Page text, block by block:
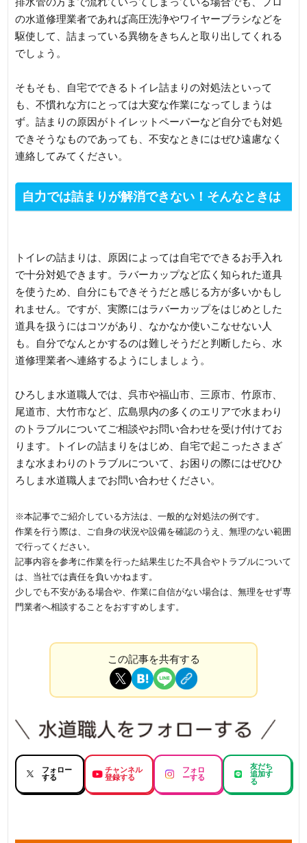
の水道修理業者であれば高圧洗浄やワイヤーブラシなどを
駆使して、詰まっている異物をきちんと取り出してくれる
でしょう。
そもそも、自宅でできるトイレ詰まりの対処法といって
も、不慣れな方にとっては大変な作業になってしまうは
ず。詰まりの原因がトイレットペーパーなど自分でも対処
できそうなものであっても、不安なときにはぜひ遠慮なく
連絡してみてください。
自力では詰まりが解消できない！そんなときは
トイレの詰まりは、原因によっては自宅でできるお手入れ
で十分対処できます。ラバーカップなど広く知られた道具
を使うため、自分にもできそうだと感じる方が多いかもし
れません。ですが、実際にはラバーカップをはじめとした
道具を扱うにはコツがあり、なかなか使いこなせない人
も。自分でなんとかするのは難しそうだと判断したら、水
道修理業者へ連絡するようにしましょう。
ひろしま水道職人では、呉市や福山市、三原市、竹原市、
尾道市、大竹市など、広島県内の多くのエリアで水まわり
のトラブルについてご相談やお問い合わせを受け付けてお
ります。トイレの詰まりをはじめ、自宅で起こったさまざ
まな水まわりのトラブルについて、お困りの際にはぜひひ
ろしま水道職人までお問い合わせください。
※本記事でご紹介している方法は、一般的な対処法の例です。
作業を行う際は、ご自身の状況や設備を確認のうえ、無理のない範囲
で行ってください。
記事内容を参考に作業を行った結果生じた不具合やトラブルについて
は、当社では責任を負いかねます。
少しでも不安がある場合や、作業に自信がない場合は、無理をせず専
門業者へ相談することをおすすめします。
この記事を共有する
フォロー
する
チャンネル
登録する
フォロ
ーする
友だち
追加す
る